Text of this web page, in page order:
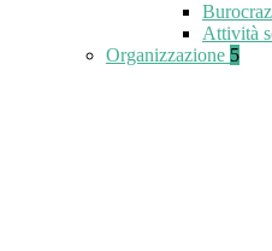
Attività
Organizzazione 5